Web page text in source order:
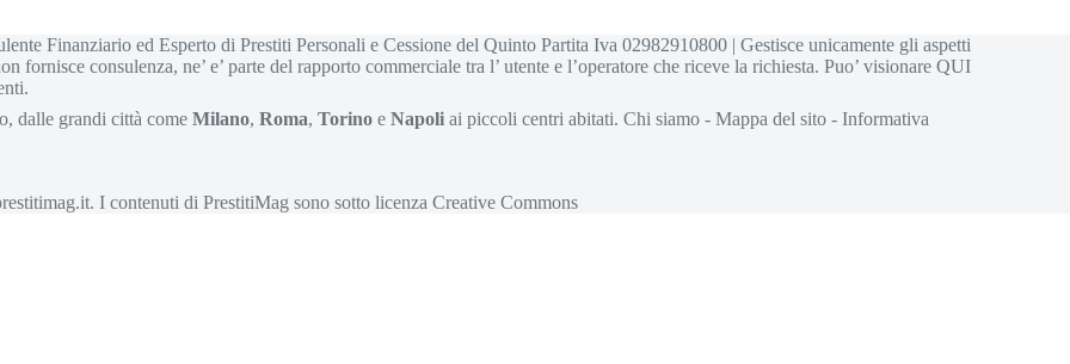
Finanziario ed Esperto di Prestiti Personali e Cessione del Quinto Partita Iva 02982910800 | Gestisce unicamente gli aspetti
fornisce consulenza, ne’ e’ parte del rapporto commerciale tra l’ utente e l’operatore che riceve la richiesta. Puo’ visionareQUI
dalle grandi città comeMilano,Roma,Torino eNapoli ai piccoli centri abitati.Chi siamo -Mappa del sito -Informativa
. I contenuti di PrestitiMag sono sottolicenza Creative Commons